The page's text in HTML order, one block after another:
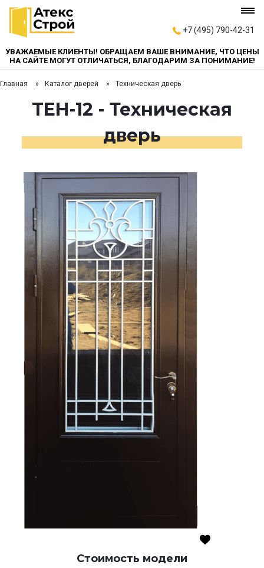
+7 (495) 790-42-31
УВАЖАЕМЫЕ КЛИЕНТЫ! ОБРАЩАЕМ ВАШЕ ВНИМАНИЕ, ЧТО ЦЕНЫ
НА САЙТЕ МОГУТ ОТЛИЧАТЬСЯ, БЛАГОДАРИМ ЗА ПОНИМАНИЕ!
Главная Каталог дверей Техническая дверь
TEH-12 - Техническая
дверь
Стоимость модели